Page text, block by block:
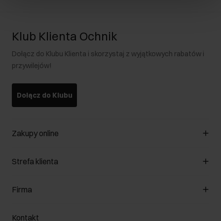
Klub Klienta Ochnik
Dołącz do Klubu Klienta i skorzystaj z wyjątkowych rabatów i
przywilejów!
Dołącz do Klubu
Zakupy online
Zarządzaj cookies
Formy płatności
Jak dokonać zwrotu?
Strefa klienta
Klub Klienta
Firma
O nas
Kontakt